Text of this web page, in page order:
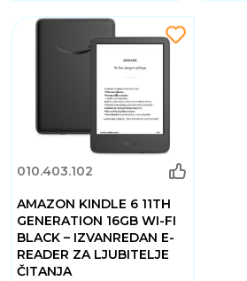
010.403.102
AMAZON KINDLE 6 11TH
GENERATION 16GB WI-FI
BLACK – IZVANREDAN E-
READER ZA LJUBITELJE
ČITANJA